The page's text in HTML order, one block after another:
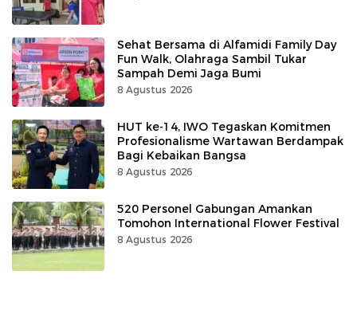
Sehat Bersama di Alfamidi Family Day
Fun Walk, Olahraga Sambil Tukar
Sampah Demi Jaga Bumi
8 Agustus 2026
HUT ke-14, IWO Tegaskan Komitmen
Profesionalisme Wartawan Berdampak
Bagi Kebaikan Bangsa
8 Agustus 2026
520 Personel Gabungan Amankan
Tomohon International Flower Festival
8 Agustus 2026